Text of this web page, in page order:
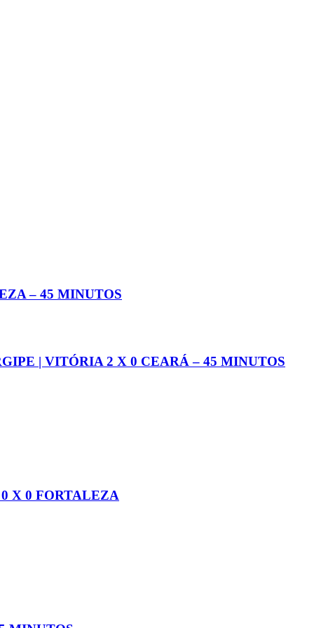
– 45 MINUTOS
| VITÓRIA 2 X 0 CEARÁ – 45 MINUTOS
X 0 FORTALEZA